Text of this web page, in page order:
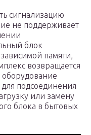
сигнализацию
не поддерживает
блок
памяти,
возвращается
оборудование
подсоединения
или замену
блока в бытовых